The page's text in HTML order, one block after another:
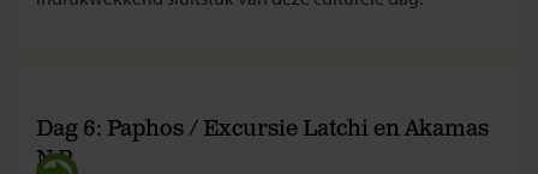
Dag 6: Paphos / Excursie Latchi en Akamas
N.P.